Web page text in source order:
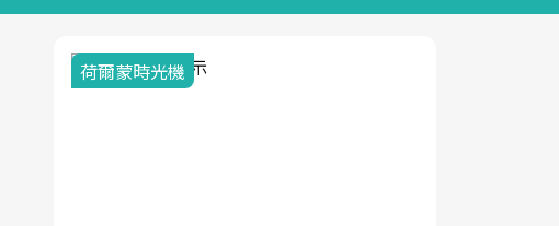
荷爾蒙時光機